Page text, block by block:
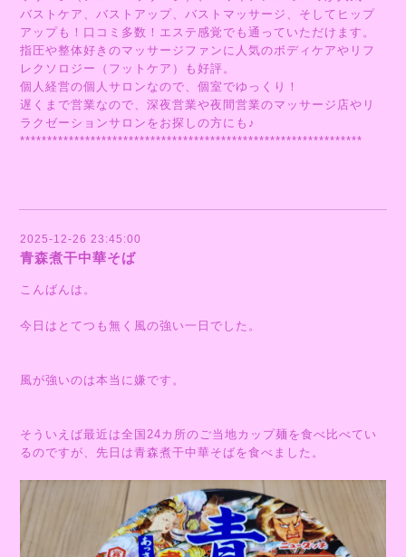
バストケア、バストアップ、バストマッサージ、そしてヒップ
アップも！口コミ多数！エステ感覚でも通っていただけます。
指圧や整体好きのマッサージファンに人気のボディケアやリフ
レクソロジー（フットケア）も好評。
個人経営の個人サロンなので、個室でゆっくり！
遅くまで営業なので、深夜営業や夜間営業のマッサージ店やリ
ラクゼーションサロンをお探しの方にも♪
***************************************************************
2025-12-26 23:45:00
青森煮干中華そば
こんばんは。
今日はとてつも無く風の強い一日でした。
風が強いのは本当に嫌です。
そういえば最近は全国24カ所のご当地カップ麺を食べ比べてい
るのですが、先日は青森煮干中華そばを食べました。